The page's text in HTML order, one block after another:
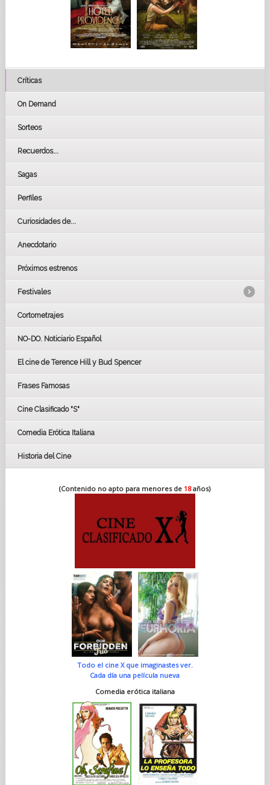
Críticas
On Demand
Sorteos
Recuerdos...
Sagas
Perfiles
Curiosidades de...
Anecdotario
Próximos estrenos
Festivales
LOS OSCARS
BAFTA
FESTIVAL DE HUELVA 2019
FESTIVAL DE CINE DE SEVILLA 2019
Cortometrajes
NO-DO. Noticiario Español
El cine de Terence Hill y Bud Spencer
Frases Famosas
Cine Clasificado "S"
Comedia Erótica Italiana
Historia del Cine
(Contenido no apto para menores de 18años)
Todo el cine X que imaginastes ver.
Cada día una película nueva
Comedia erótica italiana